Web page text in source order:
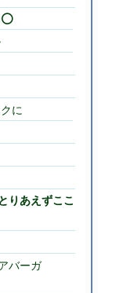
⭕
に
りあえずここ
バーガ